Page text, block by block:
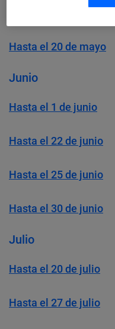
Hasta el 20 de mayo
Junio
Hasta el 1 de junio
Hasta el 22 de junio
Hasta el 25 de junio
Hasta el 30 de junio
Julio
Hasta el 20 de julio
Hasta el 27 de julio